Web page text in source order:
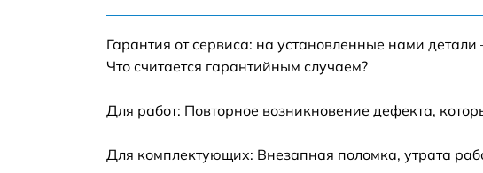
Замена микрофона Philips Xenium X818
Замена антенны Philips Xenium X818
Гарантия от сервиса: на установленные нами
Что считается гарантийным случаем?
Для работ: Повторное возникновение дефекта,
Для комплектующих: Внезапная поломка, утрата